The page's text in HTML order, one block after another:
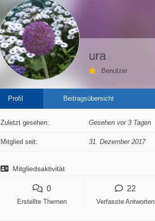
ura
Benutzer
Profil Beitragsübersicht
Zuletzt gesehen: Gesehen vor 3 Tagen
Mitglied seit: 31. Dezember 2017
Mitgliedsaktivität
0
Erstellte Themen
22
Verfasste Antworten